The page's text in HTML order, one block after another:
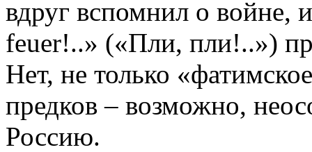
вдруг вспомнил о войне,
feuer!..» («Пли, пли!..»)
Нет, не только
предков – возможно,
Россию.